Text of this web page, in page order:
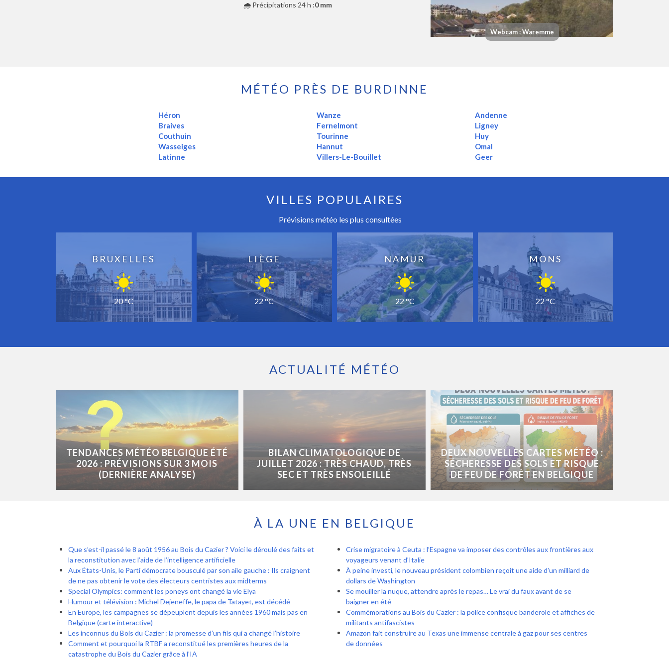
🌧️ Précipitations 24 h :0 mm
Webcam : Waremme
MÉTÉO PRÈS DE BURDINNE
Héron
Braives
Couthuin
Wasseiges
Latinne
Wanze
Fernelmont
Tourinne
Hannut
Villers-Le-Bouillet
Andenne
Ligney
Huy
Omal
Geer
VILLES POPULAIRES
Prévisions météo les plus consultées
BRUXELLES
20 °C
LIÈGE
22 °C
NAMUR
22 °C
MONS
22 °C
ACTUALITÉ MÉTÉO
TENDANCES MÉTÉO BELGIQUE ÉTÉ
2026 : PRÉVISIONS SUR 3 MOIS
(DERNIÈRE ANALYSE)
BILAN CLIMATOLOGIQUE DE
JUILLET 2026 : TRÈS CHAUD, TRÈS
SEC ET TRÈS ENSOLEILLÉ
DEUX NOUVELLES CARTES MÉTÉO :
SÉCHERESSE DES SOLS ET RISQUE
DE FEU DE FORÊT EN BELGIQUE
À LA UNE EN BELGIQUE
Que s’est-il passé le 8 août 1956 au Bois du Cazier ? Voici le déroulé des faits et
la reconstitution avec l’aide de l’intelligence artificielle
Aux États-Unis, le Parti démocrate bousculé par son aile gauche : Ils craignent
de ne pas obtenir le vote des électeurs centristes aux midterms
Special Olympics: comment les poneys ont changé la vie Elya
Humour et télévision : Michel Dejeneffe, le papa de Tatayet, est décédé
En Europe, les campagnes se dépeuplent depuis les années 1960 mais pas en
Belgique (carte interactive)
Les inconnus du Bois du Cazier : la promesse d’un fils qui a changé l’histoire
Comment et pourquoi la RTBF a reconstitué les premières heures de la
catastrophe du Bois du Cazier grâce à l’IA
Crise migratoire à Ceuta : l’Espagne va imposer des contrôles aux frontières aux
voyageurs venant d’Italie
À peine investi, le nouveau président colombien reçoit une aide d'un milliard de
dollars de Washington
Se mouiller la nuque, attendre après le repas… Le vrai du faux avant de se
baigner en été
Commémorations au Bois du Cazier : la police confisque banderole et affiches de
militants antifascistes
Amazon fait construire au Texas une immense centrale à gaz pour ses centres
de données